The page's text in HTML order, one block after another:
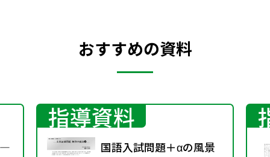
おすすめの資料
―
指導資料
国語入試問題＋αの風景